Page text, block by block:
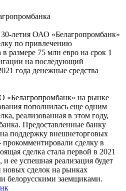
году
летия ОАО «Белагропромбанк»
по привлечению
на последующий
года денежные средства
«Белагропромбанк» на рынке
пополнилась еще одним
реализованная в этом году,
Предоставленные банку
поддержку внешнеторговых
сделку в
сделка стала первой в 2021